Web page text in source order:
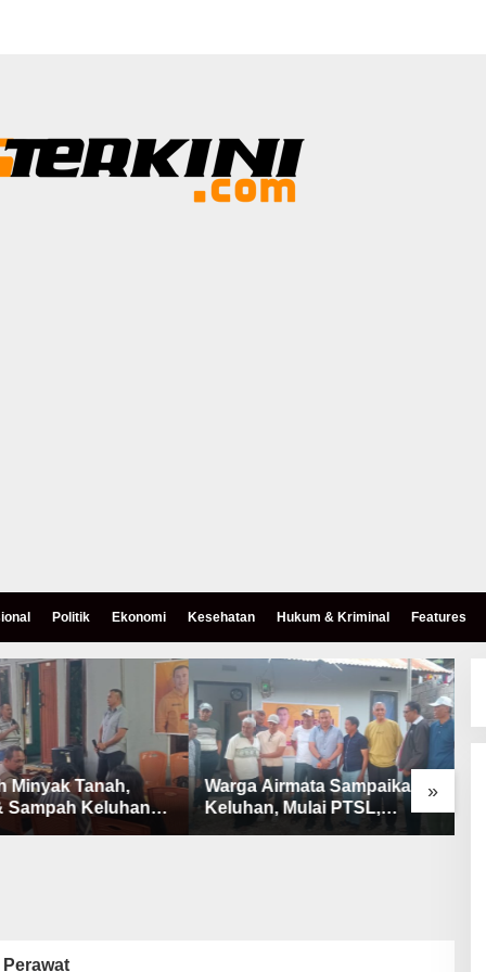
Politik Ekonomi Kesehatan Hukum & Kriminal Features
»
Minyak Tanah,
Sampah Keluhan
Airnona
Warga Airmata Sampaikan
Keluhan, Mulai PTSL,
Ketersediaan Minyak Tanah